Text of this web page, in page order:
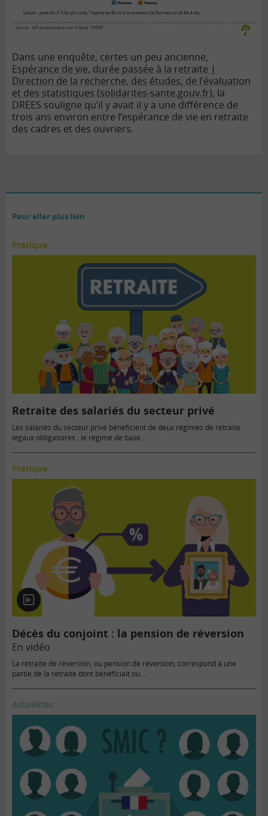
Dans une enquête, certes un peu ancienne,
Espérance de vie, durée passée à la retraite |
Direction de la recherche, des études, de l’évaluation
et des statistiques (solidarites-sante.gouv.fr), la
DREES souligne qu’il y avait il y a une différence de
trois ans environ entre l’espérance de vie en retraite
des cadres et des ouvriers.
Pour aller plus loin
Pratique
Retraite des salariés du secteur privé
Les salariés du secteur privé bénéficient de deux régimes de retraite
légaux obligatoires : le régime de base…
Pratique
En
vidéo
Décès du conjoint : la pension de réversion
En vidéo
La retraite de réversion, ou pension de réversion, correspond à une
partie de la retraite dont bénéficiait ou…
Actualités